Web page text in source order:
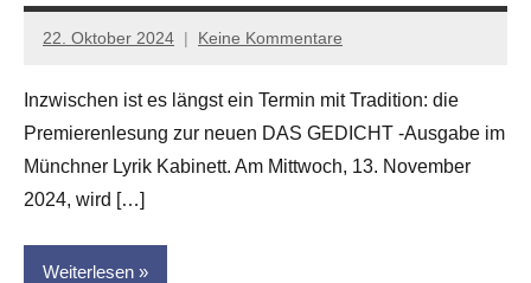
22. Oktober 2024
Jan-
Hornauer
für
dasgedichtblog
Keine Kommentare
Inzwischen ist es längst ein Termin mit Tradition: die
Premierenlesung zur neuen DAS GEDICHT -Ausgabe im
Münchner Lyrik Kabinett. Am Mittwoch, 13. November
2024, wird […]
Weiterlesen